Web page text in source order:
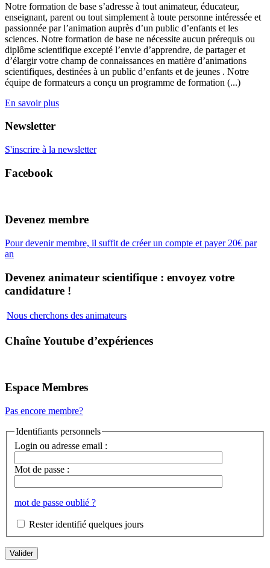
Notre formation de base s’adresse à tout animateur, éducateur,
enseignant, parent ou tout simplement à toute personne intéressée et
passionnée par l’animation auprès d’un public d’enfants et les
sciences. Notre formation de base ne nécessite aucun prérequis ou
diplôme scientifique excepté l’envie d’apprendre, de partager et
d’élargir votre champ de connaissances en matière d’animations
scientifiques, destinées à un public d’enfants et de jeunes . Notre
équipe de formateurs a conçu un programme de formation (...)
En savoir plus
Newsletter
S'inscrire à la newsletter
Facebook
Devenez membre
Pour devenir membre, il suffit de créer un compte et payer 20€ par
an
Devenez animateur scientifique : envoyez votre
candidature !
Nous cherchons des animateurs
Chaîne Youtube d’expériences
Espace Membres
Pas encore membre?
Identifiants personnels
Login ou adresse email :
Mot de passe :
mot de passe oublié ?
Rester identifié quelques jours